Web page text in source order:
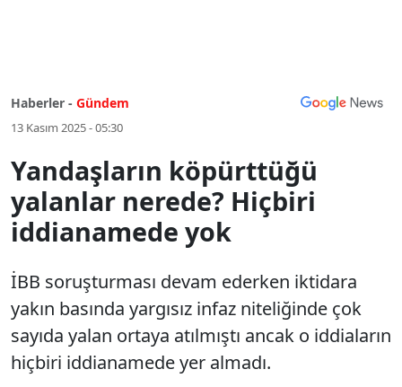
Haberler - Gündem
13 Kasım 2025 - 05:30
Yandaşların köpürttüğü
yalanlar nerede? Hiçbiri
iddianamede yok
İBB soruşturması devam ederken iktidara
yakın basında yargısız infaz niteliğinde çok
sayıda yalan ortaya atılmıştı ancak o iddiaların
hiçbiri iddianamede yer almadı.